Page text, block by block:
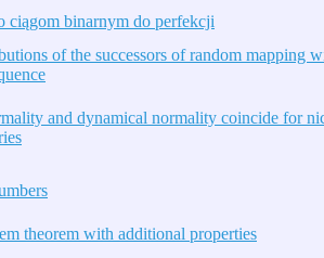
ciągom binarnym do perfekcji
of the successors of random mapping
and dynamical normality coincide for
theorem with additional properties